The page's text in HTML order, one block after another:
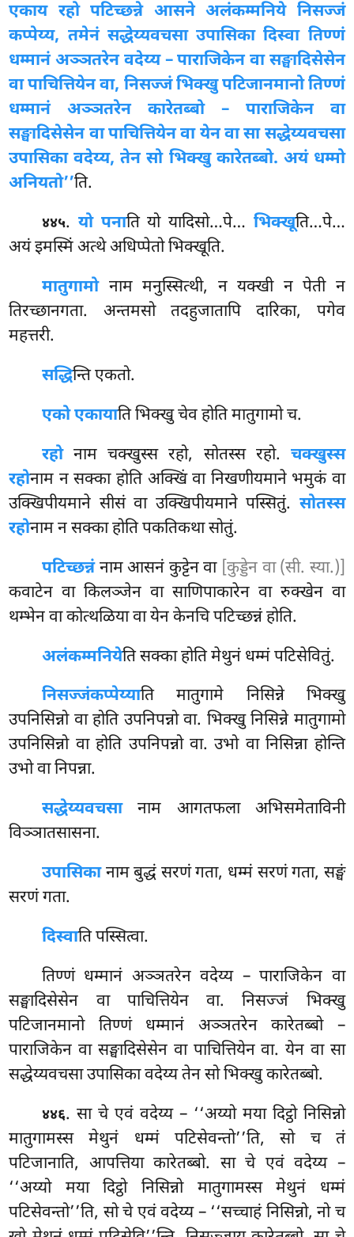
एकाय रहो पटिच्छन्ने आसने अलंकम्मनिये निसज्जं
कप्पेय्य, तमेनं सद्धेय्यवचसा उपासिका दिस्वा तिण्णं
धम्मानं अञ्ञतरेन वदेय्य – पाराजिकेन वा सङ्घादिसेसेन
वा पाचित्तियेन वा, निसज्जं भिक्खु पटिजानमानो तिण्णं
धम्मानं अञ्ञतरेन कारेतब्बो – पाराजिकेन वा
सङ्घादिसेसेन वा पाचित्तियेन वा येन वा सा सद्धेय्यवचसा
उपासिका वदेय्य, तेन सो भिक्खु कारेतब्बो. अयं धम्मो
अनियतो’’ति.
४४५. यो पनाति यो यादिसो…पे… भिक्खूति…पे…
अयं इमस्मिं अत्थे अधिप्पेतो भिक्खूति.
मातुगामोनाम मनुस्सित्थी, न यक्खी न पेती न
तिरच्छानगता. अन्तमसो तदहुजातापि दारिका, पगेव
महत्तरी.
सद्धिन्तिएकतो.
एको एकायाति भिक्खु चेव होति मातुगामो च.
रहोनाम चक्खुस्स रहो, सोतस्स रहो. चक्खुस्स
रहोनाम न सक्का होति अक्खिं वा निखणीयमाने भमुकं वा
उक्खिपीयमाने सीसं वा उक्खिपीयमाने पस्सितुं. सोतस्स
रहोनाम न सक्का होति पकतिकथा सोतुं.
पटिच्छन्नंनाम आसनं कुट्टेन वा [कुड्डेन वा (सी. स्या.)]
कवाटेन वा किलञ्जेनवा साणिपाकारेन वा रुक्खेन वा
थम्भेन वा कोत्थळिया वा येन केनचि पटिच्छन्नं होति.
अलंकम्मनियेति सक्का होति मेथुनं धम्मं पटिसेवितुं.
निसज्जंकप्पेय्याति मातुगामे निसिन्ने भिक्खु
उपनिसिन्नो वा होति उपनिपन्नो वा. भिक्खु निसिन्ने मातुगामो
उपनिसिन्नो वा होति उपनिपन्नो वा. उभो वा निसिन्ना होन्ति
उभो वा निपन्ना.
सद्धेय्यवचसानाम आगतफला अभिसमेताविनी
विञ्ञातसासना.
उपासिकानाम बुद्धं सरणं गता, धम्मं सरणं गता, सङ्घं
सरणं गता.
दिस्वाति पस्सित्वा.
तिण्णं धम्मानं अञ्ञतरेन वदेय्य – पाराजिकेन वा
सङ्घादिसेसेन वा पाचित्तियेन वा. निसज्जं भिक्खु
पटिजानमानो तिण्णं धम्मानं अञ्ञतरेन कारेतब्बो –
पाराजिकेन वा सङ्घादिसेसेन वा पाचित्तियेन वा. येन वा सा
सद्धेय्यवचसा उपासिका वदेय्य तेन सो भिक्खु कारेतब्बो.
४४६. सा चे एवं वदेय्य – ‘‘अय्यो मया दिट्ठो निसिन्नो
मातुगामस्स मेथुनं धम्मं पटिसेवन्तो’’ति, सो च तं
पटिजानाति, आपत्तिया कारेतब्बो. सा चे एवं वदेय्य –
‘‘अय्यो मया दिट्ठो निसिन्नो मातुगामस्स मेथुनं धम्मं
पटिसेवन्तो’’ति, सो चे एवं वदेय्य – ‘‘सच्चाहं निसिन्नो, नो च